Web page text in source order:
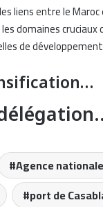
liens entre le
domaines
de
Agence
port de